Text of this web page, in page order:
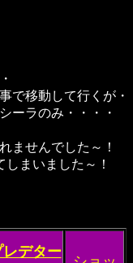
で移動して行くが・
ーラのみ・・・・
ませんでした～！
まいました～！
レデター